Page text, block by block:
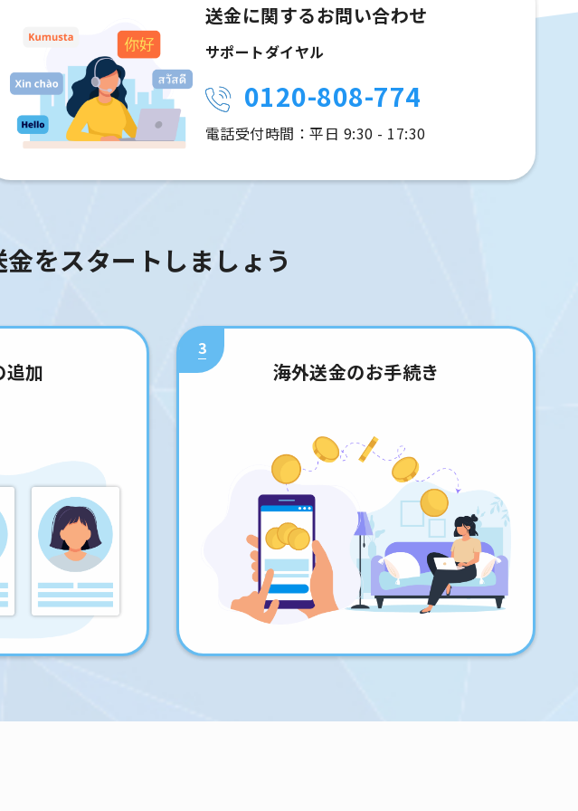
送金に関するお問い合わせ
サポートダイヤル
0120-808-774
電話受付時間：平日 9:30 - 17:30
をスタートしましょう
追加
3
海外送金のお手続き